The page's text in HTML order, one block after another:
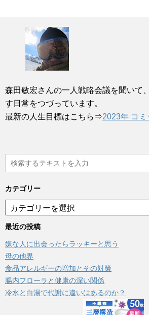
森田敏宏さんの一人戦略会議を聞いて
す日常をつづっています。
最新の人生目標はこちら⇒2023年 コミ
カテゴリー
テ
ゴ
ー
最近の投稿
嫌な人に出会ったらラッキーと思う
母の他界
食品アレルギーの増加とその対策
腸内フローラと健康の深い関係
冷水と白湯で代謝に違いはあるのか？